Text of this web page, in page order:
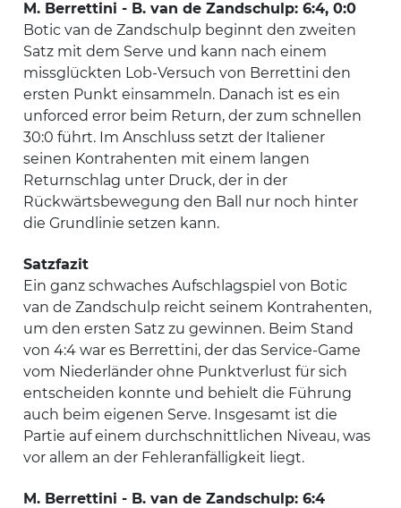
M. Berrettini - B. van de Zandschulp: 6:4, 0:0
Botic van de Zandschulp beginnt den zweiten
Satz mit dem Serve und kann nach einem
missglückten Lob-Versuch von Berrettini den
ersten Punkt einsammeln. Danach ist es ein
unforced error beim Return, der zum schnellen
30:0 führt. Im Anschluss setzt der Italiener
seinen Kontrahenten mit einem langen
Returnschlag unter Druck, der in der
Rückwärtsbewegung den Ball nur noch hinter
die Grundlinie setzen kann.
Satzfazit
Ein ganz schwaches Aufschlagspiel von Botic
van de Zandschulp reicht seinem Kontrahenten,
um den ersten Satz zu gewinnen. Beim Stand
von 4:4 war es Berrettini, der das Service-Game
vom Niederländer ohne Punktverlust für sich
entscheiden konnte und behielt die Führung
auch beim eigenen Serve. Insgesamt ist die
Partie auf einem durchschnittlichen Niveau, was
vor allem an der Fehleranfälligkeit liegt.
M. Berrettini - B. van de Zandschulp: 6:4